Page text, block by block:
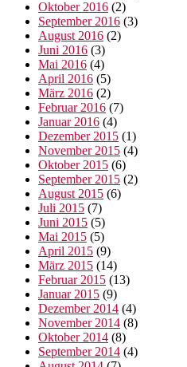
Oktober 2016 (2)
September 2016 (3)
August 2016 (2)
Juni 2016 (3)
Mai 2016 (4)
April 2016 (5)
März 2016 (2)
Februar 2016 (7)
Januar 2016 (4)
Dezember 2015 (1)
November 2015 (4)
Oktober 2015 (6)
September 2015 (2)
August 2015 (6)
Juli 2015 (7)
Juni 2015 (5)
Mai 2015 (5)
April 2015 (9)
März 2015 (14)
Februar 2015 (13)
Januar 2015 (9)
Dezember 2014 (4)
November 2014 (8)
Oktober 2014 (8)
September 2014 (4)